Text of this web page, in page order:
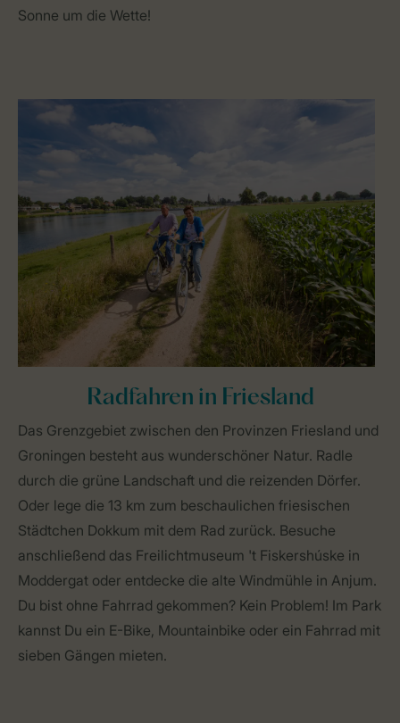
Sonne um die Wette!
Radfahren in Friesland
Das Grenzgebiet zwischen den Provinzen Friesland und
Groningen besteht aus wunderschöner Natur. Radle
durch die grüne Landschaft und die reizenden Dörfer.
Oder lege die 13 km zum beschaulichen friesischen
Städtchen Dokkum mit dem Rad zurück. Besuche
anschließend das Freilichtmuseum 't Fiskershúske in
Moddergat oder entdecke die alte Windmühle in Anjum.
Du bist ohne Fahrrad gekommen? Kein Problem! Im Park
kannst Du ein E-Bike, Mountainbike oder ein Fahrrad mit
sieben Gängen mieten.